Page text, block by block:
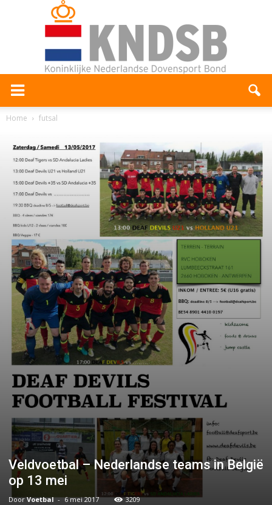
Home futsal
Veldvoetbal – Nederlandse teams in België
op 13 mei
DoorVoetbal - 6 mei 2017 3209